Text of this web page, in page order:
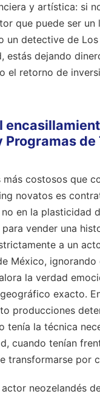
y artística: si
que puede ser un
un detective de
estás dejando
el retorno de
Programas
más costosos que
novatos es
en la plasticidad
vender una
a un
México, ignorando
la verdad
exacto.
producciones
tenía la técnica
cuando tenían
transformarse por
neozelandés